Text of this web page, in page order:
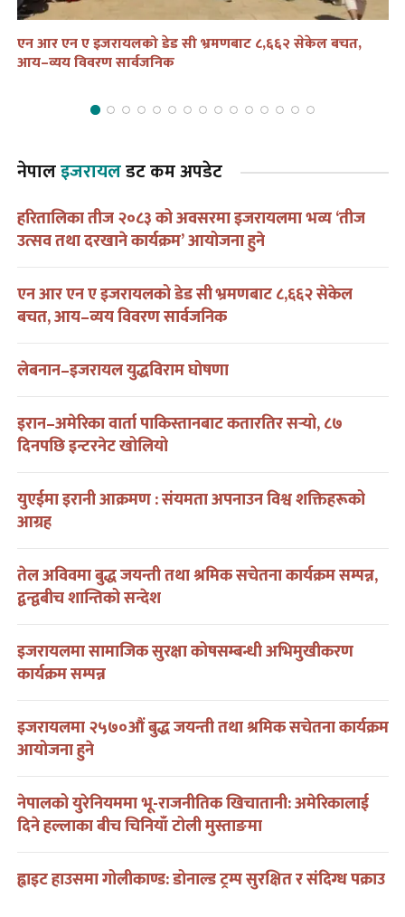
एन आर एन ए इजरायलको डेड सी भ्रमणबाट ८,६६२ सेकेल बचत,
आय–व्यय विवरण सार्वजनिक
नेपालइजरायलडट कम अपडेट
हरितालिका तीज २०८३ को अवसरमा इजरायलमा भव्य ‘तीज
उत्सव तथा दरखाने कार्यक्रम’ आयोजना हुने
एन आर एन ए इजरायलको डेड सी भ्रमणबाट ८,६६२ सेकेल
बचत, आय–व्यय विवरण सार्वजनिक
लेबनान–इजरायल युद्धविराम घोषणा
इरान–अमेरिका वार्ता पाकिस्तानबाट कतारतिर सर्‍यो, ८७
दिनपछि इन्टरनेट खोलियो
युएईमा इरानी आक्रमण : संयमता अपनाउन विश्व शक्तिहरूको
आग्रह
तेल अविवमा बुद्ध जयन्ती तथा श्रमिक सचेतना कार्यक्रम सम्पन्न,
द्वन्द्वबीच शान्तिको सन्देश
इजरायलमा सामाजिक सुरक्षा कोषसम्बन्धी अभिमुखीकरण
कार्यक्रम सम्पन्न
इजरायलमा २५७०औं बुद्ध जयन्ती तथा श्रमिक सचेतना कार्यक्रम
आयोजना हुने
नेपालको युरेनियममा भू-राजनीतिक खिचातानी: अमेरिकालाई
दिने हल्लाका बीच चिनियाँ टोली मुस्ताङमा
ह्वाइट हाउसमा गोलीकाण्ड: डोनाल्ड ट्रम्प सुरक्षित र संदिग्ध पक्राउ